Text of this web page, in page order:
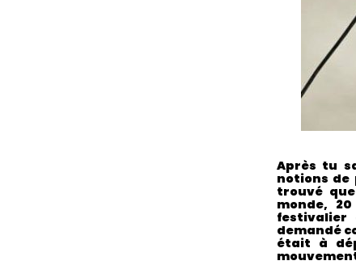
Après tu
notions de
trouvé
monde,
festivalier
demandé
était à